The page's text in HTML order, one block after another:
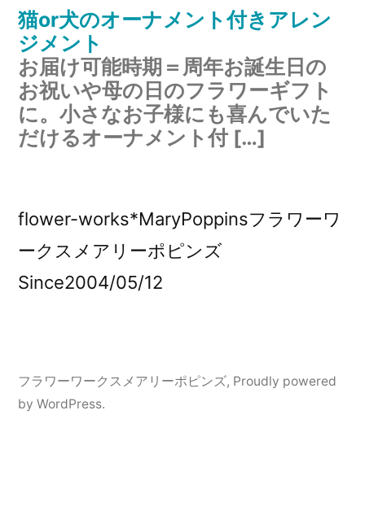
猫or犬のオーナメント付きアレン
ジメント
お届け可能時期＝周年お誕生日の
お祝いや母の日のフラワーギフト
に。小さなお子様にも喜んでいた
だけるオーナメント付 […]
flower-works*MaryPoppinsフラワーワ
ークスメアリーポピンズ
Since2004/05/12
フラワーワークスメアリーポピンズ, Proudly powered
by WordPress.